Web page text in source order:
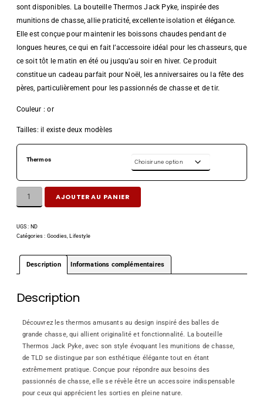
sont disponibles. La bouteille Thermos Jack Pyke, inspirée des
munitions de chasse, allie praticité, excellente isolation et élégance.
Elle est conçue pour maintenir les boissons chaudes pendant de
longues heures, ce qui en fait l’accessoire idéal pour les chasseurs, que
ce soit tôt le matin en été ou jusqu’au soir en hiver. Ce produit
constitue un cadeau parfait pour Noël, les anniversaires ou la fête des
pères, particulièrement pour les passionnés de chasse et de tir.
Couleur : or
Tailles: il existe deux modèles
Thermos
AJOUTER AU PANIER
UGS : ND
Catégories : Goodies Lifestyle
Description Informations complémentaires
Description
Découvrez les thermos amusants au design inspiré des balles de
grande chasse, qui allient originalité et fonctionnalité. La bouteille
Thermos Jack Pyke, avec son style évoquant les munitions de chasse,
de TLD se distingue par son esthétique élégante tout en étant
extrêmement pratique. Conçue pour répondre aux besoins des
passionnés de chasse, elle se révèle être un accessoire indispensable
pour ceux qui apprécient les sorties en pleine nature.